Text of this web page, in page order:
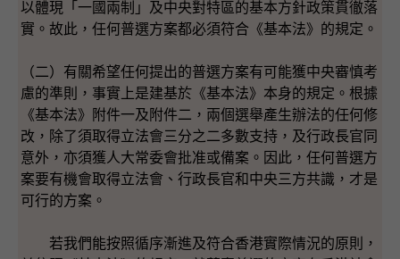
以體現「一國兩制」及中央對特區的基本方針政策貫徹落
實。故此，任何普選方案都必須符合《基本法》的規定。
（二）有關希望任何提出的普選方案有可能獲中央審慎考
慮的準則，事實上是建基於《基本法》本身的規定。根據
《基本法》附件一及附件二，兩個選舉產生辦法的任何修
改，除了須取得立法會三分之二多數支持，及行政長官同
意外，亦須獲人大常委會批准或備案。因此，任何普選方
案要有機會取得立法會、行政長官和中央三方共識，才是
可行的方案。
若我們能按照循序漸進及符合香港實際情況的原則，